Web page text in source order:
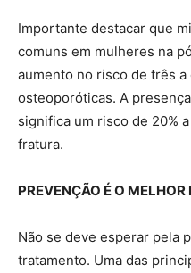
Importante destacar que
comuns em mulheres na
aumento no risco de três
osteoporóticas. A
significa um risco de 20%
fratura.
PREVENÇÃO É O MELHOR
Não se deve esperar pela
tratamento. Uma das